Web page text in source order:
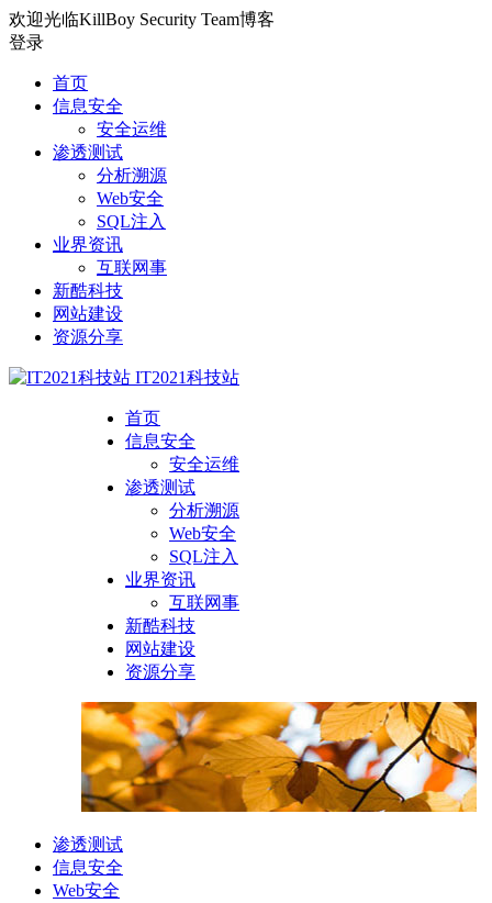
欢迎光临KillBoy Security Team博客
登录
首页
信息安全
安全运维
渗透测试
分析溯源
Web安全
SQL注入
业界资讯
互联网事
新酷科技
网站建设
资源分享
IT2021科技站
首页
信息安全
安全运维
渗透测试
分析溯源
Web安全
SQL注入
业界资讯
互联网事
新酷科技
网站建设
资源分享
渗透测试
信息安全
Web安全